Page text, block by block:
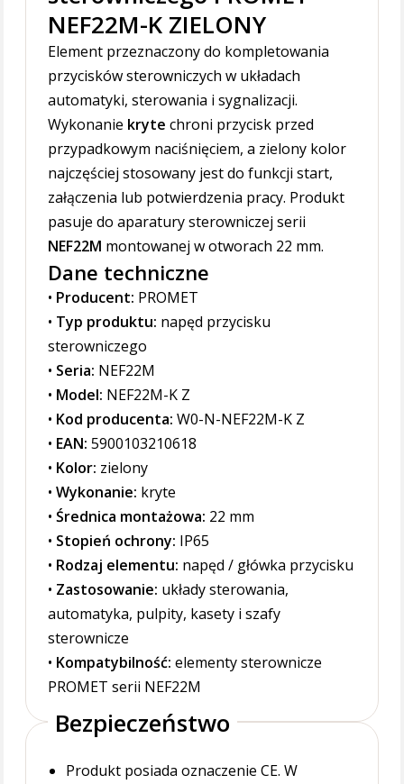
NEF22M-K ZIELONY
Element przeznaczony do kompletowania
przycisków sterowniczych w układach
automatyki, sterowania i sygnalizacji.
Wykonanie kryte chroni przycisk przed
przypadkowym naciśnięciem, a zielony kolor
najczęściej stosowany jest do funkcji start,
załączenia lub potwierdzenia pracy. Produkt
pasuje do aparatury sterowniczej serii
NEF22M montowanej w otworach 22 mm.
Dane techniczne
• Producent: PROMET
• Typ produktu: napęd przycisku
sterowniczego
• Seria: NEF22M
• Model: NEF22M-K Z
• Kod producenta: W0-N-NEF22M-K Z
• EAN: 5900103210618
• Kolor: zielony
•Wykonanie: kryte
•Średnica montażowa: 22 mm
• Stopień ochrony: IP65
• Rodzaj elementu: napęd / główka przycisku
• Zastosowanie: układy sterowania,
automatyka, pulpity, kasety i szafy
sterownicze
• Kompatybilność: elementy sterownicze
PROMET serii NEF22M
Bezpieczeństwo
Produkt posiada oznaczenie CE. W